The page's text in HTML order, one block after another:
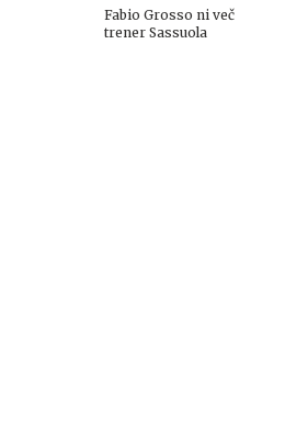
Fabio Grosso ni več
trener Sassuola